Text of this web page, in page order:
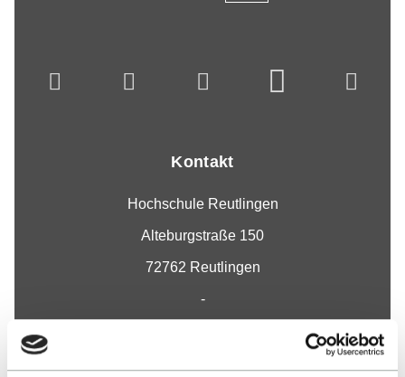
Kontakt
Hochschule Reutlingen
Alteburgstraße 150
72762 Reutlingen
-